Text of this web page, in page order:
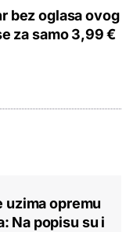
bez oglasa ovog
za samo 3,99 €
uzima opremu
Na popisu su i